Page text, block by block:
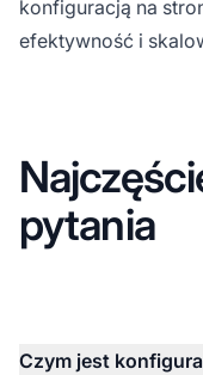
konfiguracją na
efektywność i
pytania
Czym jest